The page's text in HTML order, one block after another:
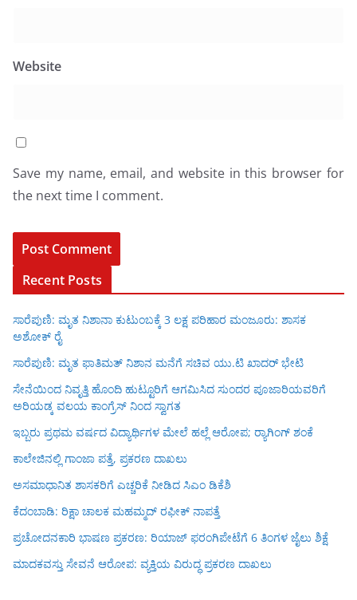
Website
Save my name, email, and website in this browser for
the next time I comment.
Recent Posts
ಸಾರೆಪುಣಿ: ಮೃತ ನಿಶಾನಾ ಕುಟುಂಬಕ್ಕೆ 3 ಲಕ್ಷ ಪರಿಹಾರ ಮಂಜೂರು: ಶಾಸಕ
ಅಶೋಕ್ ರೈ
ಸಾರೆಪುಣಿ: ಮೃತ ಫಾತಿಮತ್ ನಿಶಾನ ಮನೆಗೆ ಸಚಿವ ಯು.ಟಿ ಖಾದರ್ ಭೇಟಿ
ಸೇನೆಯಿಂದ ನಿವೃತ್ತಿ ಹೊಂದಿ ಹುಟ್ಟೂರಿಗೆ ಆಗಮಿಸಿದ ಸುಂದರ ಪೂಜಾರಿಯವರಿಗೆ
ಅರಿಯಡ್ಕ ವಲಯ ಕಾಂಗ್ರೆಸ್ ನಿಂದ ಸ್ವಾಗತ
ಇಬ್ಬರು ಪ್ರಥಮ ವರ್ಷದ ವಿದ್ಯಾರ್ಥಿಗಳ ಮೇಲೆ ಹಲ್ಲೆ ಆರೋಪ; ರ‍್ಯಾಗಿಂಗ್ ಶಂಕೆ
ಕಾಲೇಜಿನಲ್ಲಿ ಗಾಂಜಾ ಪತ್ತೆ, ಪ್ರಕರಣ ದಾಖಲು
ಅಸಮಾಧಾನಿತ ಶಾಸಕರಿಗೆ ಎಚ್ಚರಿಕೆ ನೀಡಿದ ಸಿಎಂ ಡಿಕೆಶಿ
ಕೆದಂಬಾಡಿ: ರಿಕ್ಷಾ ಚಾಲಕ ಮಹಮ್ಮದ್ ರಫೀಕ್ ನಾಪತ್ತೆ
ಪ್ರಚೋದನಕಾರಿ ಭಾಷಣ ಪ್ರಕರಣ: ರಿಯಾಜ್ ಫರಂಗಿಪೇಟೆಗೆ 6 ತಿಂಗಳ ಜೈಲು ಶಿಕ್ಷೆ
ಮಾದಕವಸ್ತು ಸೇವನೆ ಆರೋಪ: ವ್ಯಕ್ತಿಯ ವಿರುದ್ಧ ಪ್ರಕರಣ ದಾಖಲು